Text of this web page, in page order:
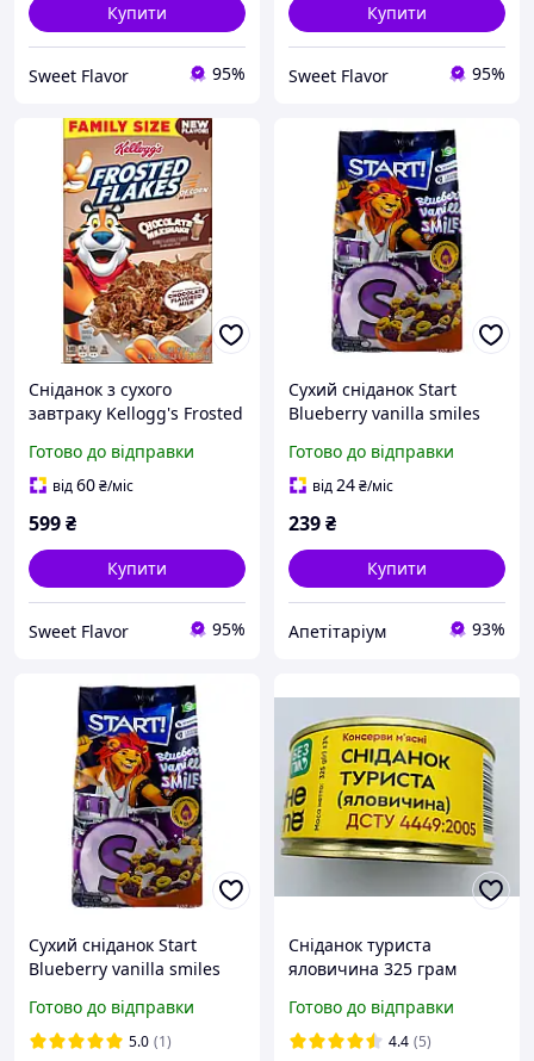
Купити
Sweet Flavor 95%
Купити
Sweet Flavor 95%
Сніданок з сухого
завтраку Kellogg's Frosted
Family Size, 629г
Готово до відправки
від60₴/міс
599₴
Купити
Sweet Flavor 95%
Сухий сніданок Start
Blueberry vanilla smiles
Готово до відправки
від24₴/міс
239₴
Купити
Апетітаріум 93%
Сухий сніданок Start
Blueberry vanilla smiles
Готово до відправки
5.0 (1)
Сніданок туриста
яловичина 325 грам
Готово до відправки
4.4 (5)